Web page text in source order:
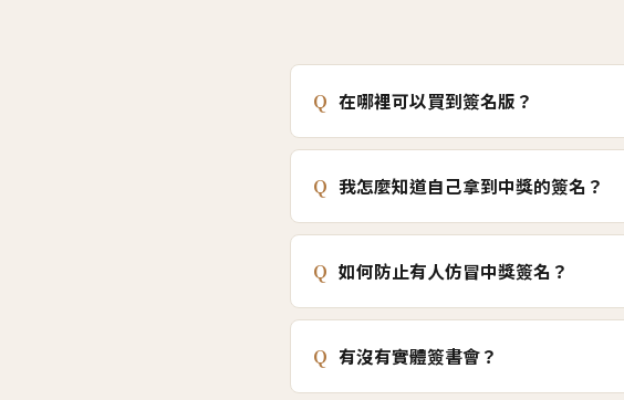
Q 在哪裡可以買到簽名版？
Q 我怎麼知道自己拿到中獎的簽名？
Q 如何防止有人仿冒中獎簽名？
Q 有沒有實體簽書會？